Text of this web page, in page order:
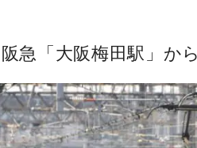
急「大阪梅田駅」か